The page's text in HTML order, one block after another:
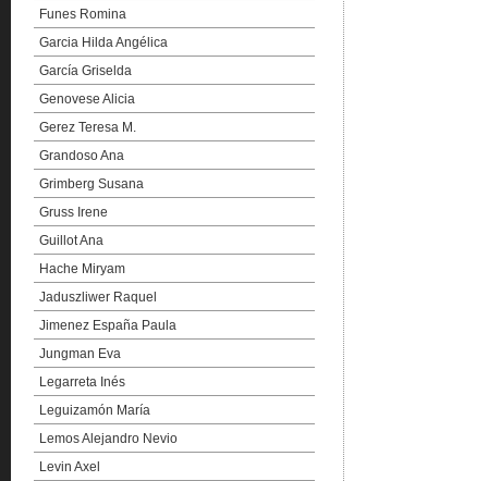
Funes Romina
Garcia Hilda Angélica
García Griselda
Genovese Alicia
Gerez Teresa M.
Grandoso Ana
Grimberg Susana
Gruss Irene
Guillot Ana
Hache Miryam
Jaduszliwer Raquel
Jimenez España Paula
Jungman Eva
Legarreta Inés
Leguizamón María
Lemos Alejandro Nevio
Levin Axel